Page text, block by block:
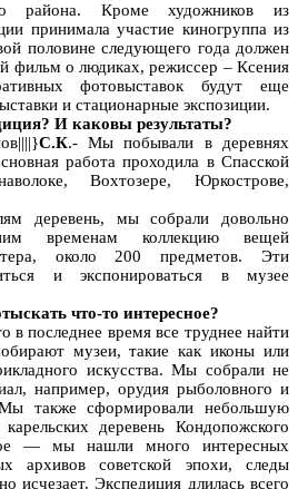
района. Кроме художников из
принимала участие киногруппа из
половине следующего года должен
фильм о людиках, режиссер – Ксения
фотовыставок будут еще
и стационарные экспозиции.
И каковы результаты?
С.К.- Мы побывали в деревнях
работа проходила в Спасской
Вохтозере, Юркострове,
деревень, мы собрали довольно
временам коллекцию вещей
около 200 предметов. Эти
и экспонироваться в музее
что-то интересное?
последнее время все труднее найти
музеи, такие как иконы или
искусства. Мы собрали не
например, орудия рыболовного и
также сформировали небольшую
деревень Кондопожского
— мы нашли много интересных
архивов советской эпохи, следы
исчезает. Экспедиция длилась всего